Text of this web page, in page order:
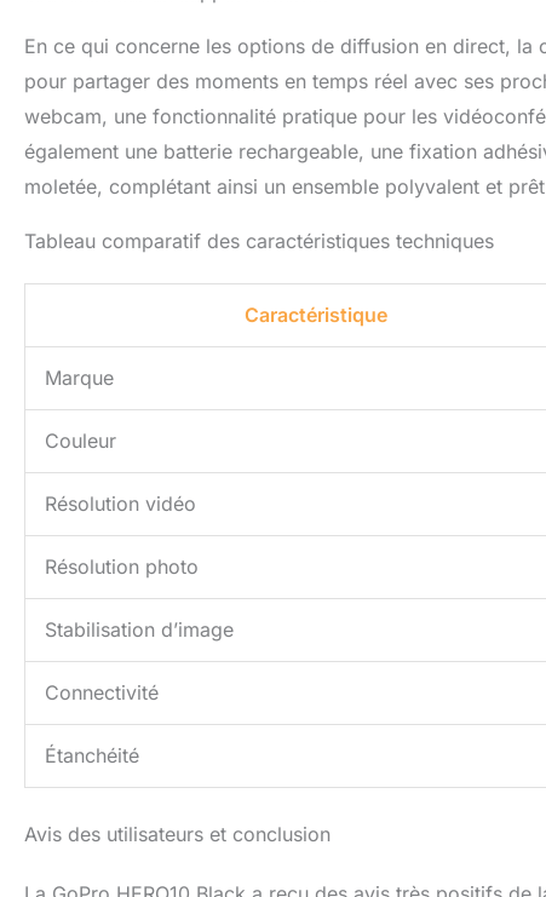
En ce qui concerne les options de diffusion en direct, la
pour partager des moments en temps réel avec ses
webcam, une fonctionnalité pratique pour les
également une batterie rechargeable, une fixation
moletée, complétant ainsi un ensemble polyvalent et prêt
Tableau comparatif des caractéristiques techniques
Caractéristique
Marque
Couleur
Résolution vidéo
Résolution photo
Stabilisation d’image
Connectivité
Étanchéité
Avis des utilisateurs et conclusion